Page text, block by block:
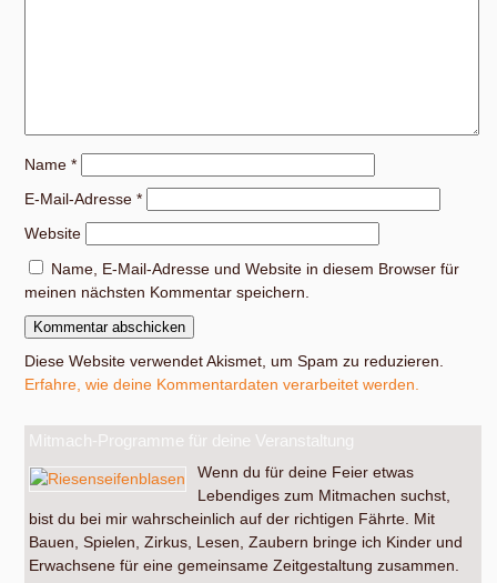
Name*
E-Mail-Adresse*
Website
Name, E-Mail-Adresse und Website in diesem Browser für
meinen nächsten Kommentar speichern.
Diese Website verwendet Akismet, um Spam zu reduzieren.
Erfahre, wie deine Kommentardaten verarbeitet werden.
Mitmach-Programme für deine Veranstaltung
Wenn du für deine Feier etwas
Lebendiges zum Mitmachen suchst,
bist du bei mir wahrscheinlich auf der richtigen Fährte. Mit
Bauen, Spielen, Zirkus, Lesen, Zaubern bringe ich Kinder und
Erwachsene für eine gemeinsame Zeitgestaltung zusammen.